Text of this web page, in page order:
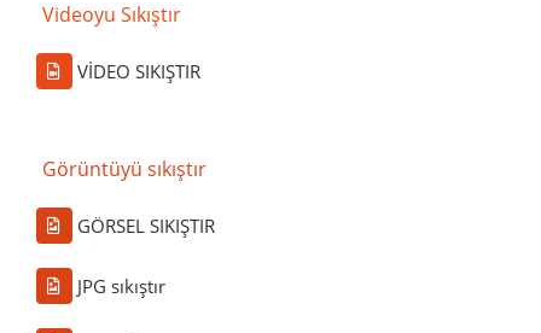
Videoyu Sıkıştır
VİDEO SIKIŞTIR
Görüntüyü sıkıştır
GÖRSEL SIKIŞTIR
JPG sıkıştır